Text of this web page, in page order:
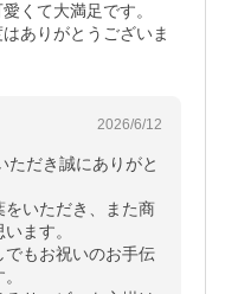
くて大満足です。
ありがとうございま
2026/6/12
ただき誠にありがと
いただき、また商
ます。
もお祝いのお手伝